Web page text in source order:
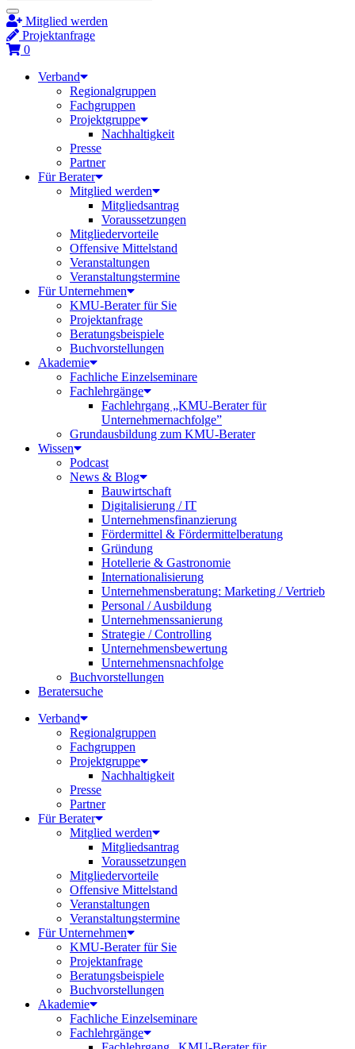
Mitglied werden
Projektanfrage
0
Verband
Regionalgruppen
Fachgruppen
Projektgruppe
Nachhaltigkeit
Presse
Partner
Für Berater
Mitglied werden
Mitgliedsantrag
Voraussetzungen
Mitgliedervorteile
Offensive Mittelstand
Veranstaltungen
Veranstaltungstermine
Für Unternehmen
KMU-Berater für Sie
Projektanfrage
Beratungsbeispiele
Buchvorstellungen
Akademie
Fachliche Einzelseminare
Fachlehrgänge
Fachlehrgang „KMU-Berater für
Unternehmernachfolge”
Grundausbildung zum KMU-Berater
Wissen
Podcast
News & Blog
Bauwirtschaft
Digitalisierung / IT
Unternehmensfinanzierung
Fördermittel & Fördermittelberatung
Gründung
Hotellerie & Gastronomie
Internationalisierung
Unternehmensberatung: Marketing / Vertrieb
Personal / Ausbildung
Unternehmenssanierung
Strategie / Controlling
Unternehmensbewertung
Unternehmensnachfolge
Buchvorstellungen
Beratersuche
Verband
Regionalgruppen
Fachgruppen
Projektgruppe
Nachhaltigkeit
Presse
Partner
Für Berater
Mitglied werden
Mitgliedsantrag
Voraussetzungen
Mitgliedervorteile
Offensive Mittelstand
Veranstaltungen
Veranstaltungstermine
Für Unternehmen
KMU-Berater für Sie
Projektanfrage
Beratungsbeispiele
Buchvorstellungen
Akademie
Fachliche Einzelseminare
Fachlehrgänge